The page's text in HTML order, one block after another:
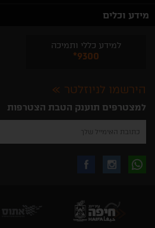
מידע וכלים
למידע כללי ותמיכה
*9300
הירשמו לניוזלטר
למצטרפים תוענק הטבת הצטרפות
להזין
שלך
לקבלת
באינסטגרם
עקבו
בפייסבוק